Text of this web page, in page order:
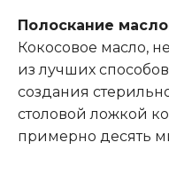
Полоскание
Кокосовое масло,
из лучших
создания
столовой ложкой
примерно десять